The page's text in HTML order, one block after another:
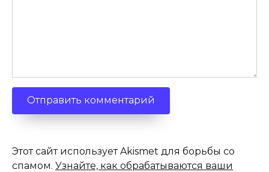
Этот сайт использует Akismet для борьбы со
спамом. Узнайте, как обрабатываются ваши